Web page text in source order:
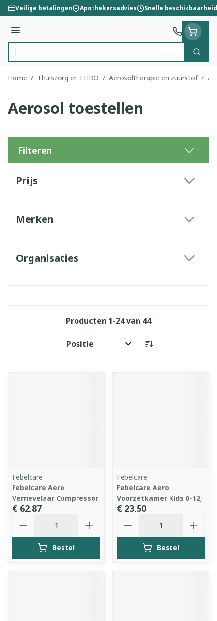
Ga naar de inhoud
Veilige betalingen Apothekersadvies Snelle beschikbaarheid
Menu
Product, merk, categorie...
Zoek
Home / Thuiszorg en EHBO / Aerosoltherapie en zuurstof /
Aerosol toestellen
Filteren
Prijs
Merken
Organisaties
Producten 1-24van 44
Sorteer op:
Febelcare
Febelcare Aero
Vernevelaar Compressor
€ 62,87
Bestel
Febelcare
Febelcare Aero
Voorzetkamer Kids 0-12j
€ 23,50
Bestel